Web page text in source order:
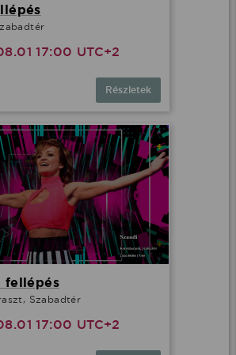
17:00 UTC+2
Részletek
fellépés
Szabadtér
17:00 UTC+2